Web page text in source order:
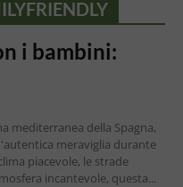
i bambini:
mediterranea della Spagna,
meraviglia durante
piacevole, le strade
incantevole, questa...